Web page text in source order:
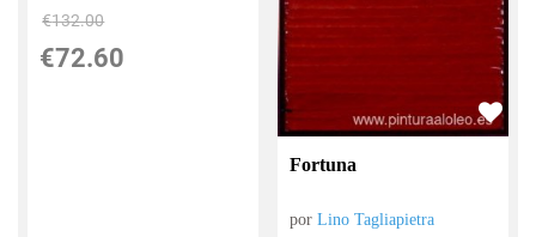
€132.00
€72.60
Fortuna
porLino Tagliapietra